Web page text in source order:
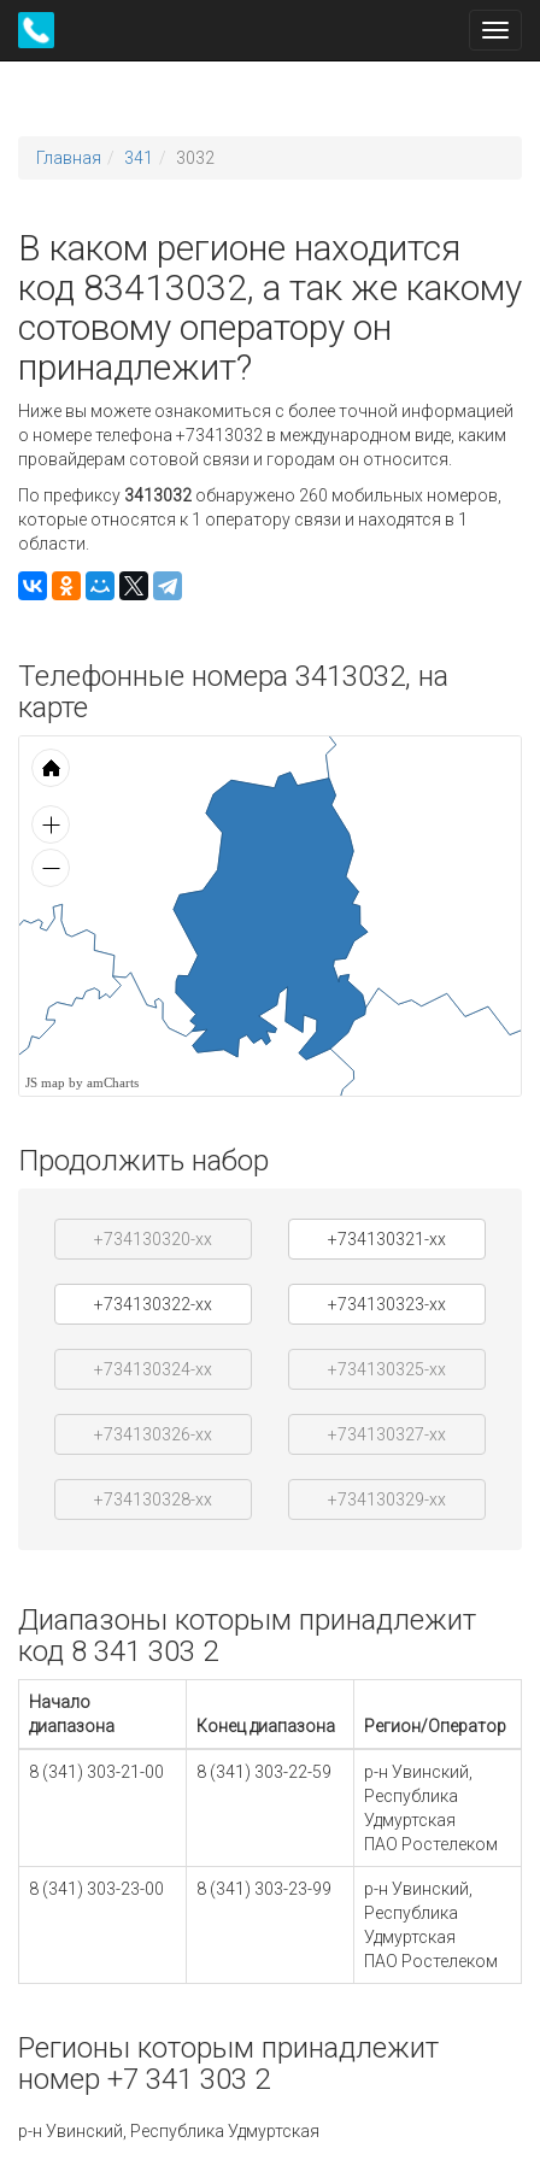
Главная 341 3032
В каком регионе находится
код 83413032, а так же какому
сотовому оператору он
принадлежит?
Ниже вы можете ознакомиться с более точной информацией
о номере телефона +73413032 в международном виде, каким
провайдерам сотовой связи и городам он относится.
По префиксу 3413032 обнаружено 260 мобильных номеров,
которые относятся к 1 оператору связи и находятся в 1
области.
Телефонные номера 3413032, на
карте
JS map by amCharts
Продолжить набор
+734130320-xx +734130321-xx
+734130322-xx +734130323-xx
+734130324-xx +734130325-xx
+734130326-xx +734130327-xx
+734130328-xx +734130329-xx
Диапазоны которым принадлежит
код 8 341 303 2
Начало
диапазона
Конец диапазона Регион/Оператор
8 (341) 303-21-00 8 (341) 303-22-59
р-н Увинский,
Республика
Удмуртская
ПАО Ростелеком
8 (341) 303-23-00 8 (341) 303-23-99
р-н Увинский,
Республика
Удмуртская
ПАО Ростелеком
Регионы которым принадлежит
номер +7 341 303 2
р-н Увинский, Республика Удмуртская